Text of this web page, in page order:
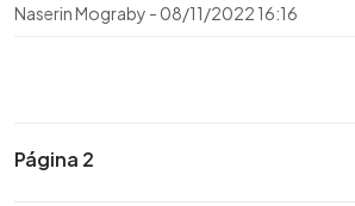
Naserin Mograby - 08/11/2022 16:16
Página 2